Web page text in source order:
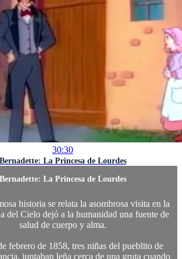
30:30
Bernadette: La Princesa de Lourdes
Bernadette: La Princesa de Lourdes
historia se relata la asombrosa visita en la
del Cielo dejó a la humanidad una fuente de
salud de cuerpo y alma.
febrero de 1858, tres niñas del pueblito de
juntaban leña cerca de una gruta cuando